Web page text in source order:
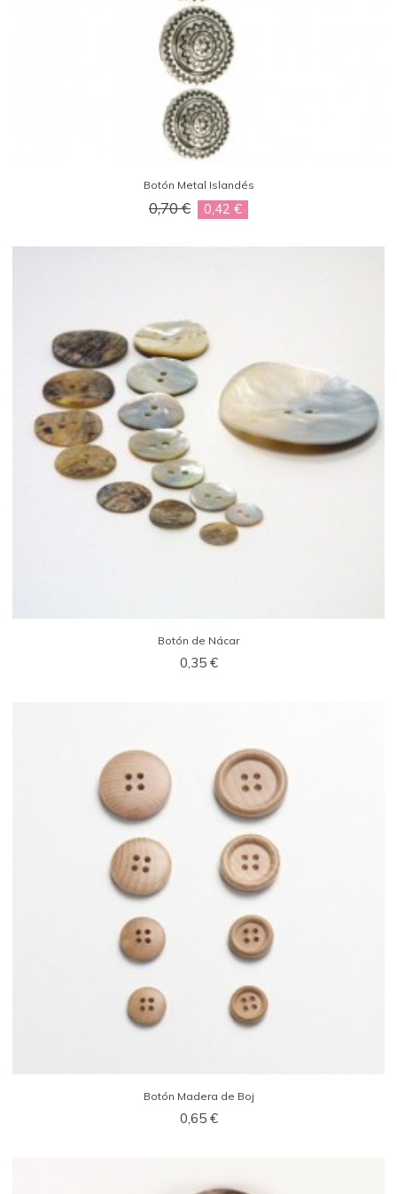
Botón Metal Islandés
0,70 € 0,42 €
Botón de Nácar
0,35 €
Botón Madera de Boj
0,65 €